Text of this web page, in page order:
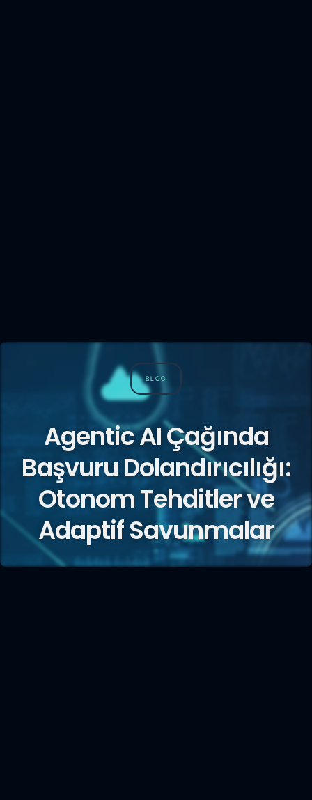
BLOG
Agentic AI Çağında
Başvuru Dolandırıcılığı:
Otonom Tehditler ve
Adaptif Savunmalar